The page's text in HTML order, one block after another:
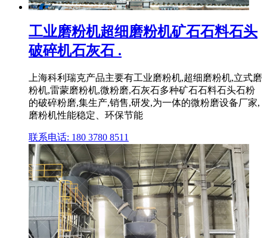
工业磨粉机超细磨粉机矿石石料石头
破碎机石灰石 .
上海科利瑞克产品主要有工业磨粉机,超细磨粉机,立式磨
粉机,雷蒙磨粉机,微粉磨,石灰石多种矿石石料石头石粉
的破碎粉磨,集生产,销售,研发,为一体的微粉磨设备厂家,
磨粉机性能稳定、环保节能
联系电话: 180 3780 8511